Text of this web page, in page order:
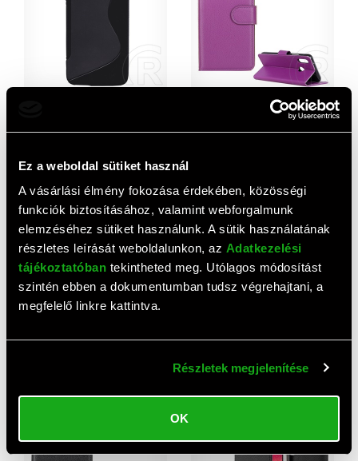
Ez a weboldal sütiket használ
A vásárlási élmény fokozása érdekében, közösségi
funkciók biztosításához, valamint webforgalmunk
elemzéséhez sütiket használunk. A sütik használatának
részletes leírását weboldalunkon, az Adatkezelési
tájékoztatóban tekintheted meg. Utólagos módosítást
szintén ebben a dokumentumban tudsz végrehajtani, a
megfelelő linkre kattintva.
Részletek megjelenítése
OK
Gigapack Alcatel 5V (OT-
Gigapack Alcatel 5V (OT-
Gigapack Alcatel A3 (OT-
nyíló, prémium) világoskék
1 010 HUF